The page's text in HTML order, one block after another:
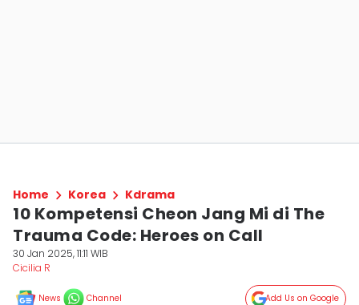
Home Korea Kdrama
10 Kompetensi Cheon Jang Mi di The
Trauma Code: Heroes on Call
30 Jan 2025, 11:11 WIB
Cicilia R
News Channel Add Us on Google